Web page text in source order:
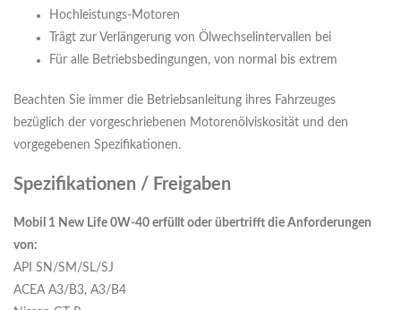
Hochleistungs-Motoren
Trägt zur Verlängerung von Ölwechselintervallen bei
Für alle Betriebsbedingungen, von normal bis extrem
Beachten Sie immer die Betriebsanleitung ihres Fahrzeuges
bezüglich der vorgeschriebenen Motorenölviskosität und den
vorgegebenen Spezifikationen.
Spezifikationen / Freigaben
Mobil 1 New Life 0W-40 erfüllt oder übertrifft die Anforderungen
von:
API SN/SM/SL/SJ
ACEA A3/B3, A3/B4